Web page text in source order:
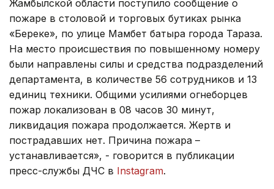
Жамбылской области поступило сообщение о
пожаре в столовой и торговых бутиках рынка
«Береке», по улице Мамбет батыра города Тараза.
На место происшествия по повышенному номеру
были направлены силы и средства подразделений
департамента, в количестве 56 сотрудников и 13
единиц техники. Общими усилиями огнеборцев
пожар локализован в 08 часов 30 минут,
ликвидация пожара продолжается. Жертв и
пострадавших нет. Причина пожара –
устанавливается», - говорится в публикации
пресс-службы ДЧС в Instagram.